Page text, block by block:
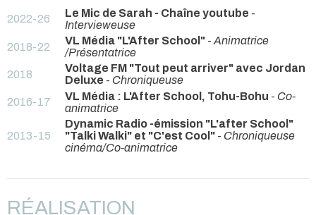
2022-26 Le Mic de Sarah - Chaîne youtube -
Intervieweuse
2018-22
VL Média "L'After School" - Animatrice
/Présentatrice
2018
Voltage FM "Tout peut arriver" avec Jordan
Deluxe - Chroniqueuse
2016-17
VL Média : L'After School, Tohu-Bohu - Co-
animatrice
2013-15
Dynamic Radio -émission "L'after School"
"Talki Walki" et "C'est Cool" - Chroniqueuse
cinéma/Co-animatrice
RÉALISATION